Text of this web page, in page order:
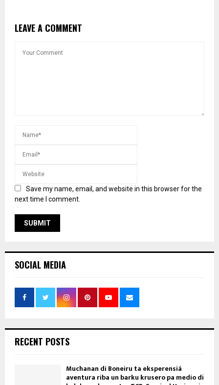
LEAVE A COMMENT
Save my name, email, and website in this browser for the
next time I comment.
SOCIAL MEDIA
RECENT POSTS
Muchanan di Boneiru ta eksperensiá
aventura riba un barku krusero pa medio di